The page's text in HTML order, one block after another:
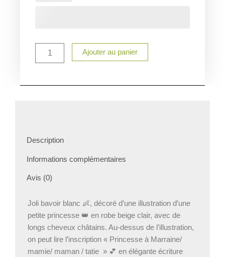
Ajouter au panier
Description
Informations complémentaires
Avis (0)
Joli bavoir blanc 👶, décoré d’une illustration d’une
petite princesse 👑 en robe beige clair, avec de
longs cheveux châtains. Au-dessus de l’illustration,
on peut lire l’inscription « Princesse à Marraine/
mamie/ maman / tatie » 💕 en élégante écriture